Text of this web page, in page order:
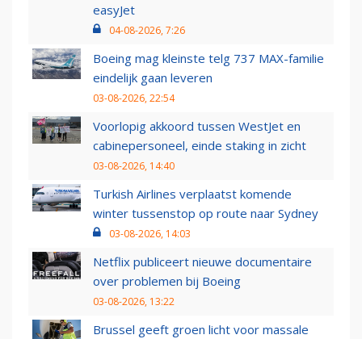
easyJet
04-08-2026, 7:26
Boeing mag kleinste telg 737 MAX-familie
eindelijk gaan leveren
03-08-2026, 22:54
Voorlopig akkoord tussen WestJet en
cabinepersoneel, einde staking in zicht
03-08-2026, 14:40
Turkish Airlines verplaatst komende
winter tussenstop op route naar Sydney
03-08-2026, 14:03
Netflix publiceert nieuwe documentaire
over problemen bij Boeing
03-08-2026, 13:22
Brussel geeft groen licht voor massale